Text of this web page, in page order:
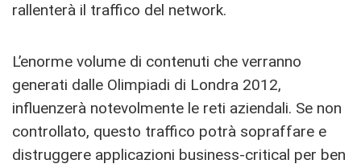
rallenterà il traffico del network.
L’enorme volume di contenuti che verranno
generati dalle Olimpiadi di Londra 2012,
influenzerà notevolmente le reti aziendali. Se non
controllato, questo traffico potrà sopraffare e
distruggere applicazioni business-critical per ben